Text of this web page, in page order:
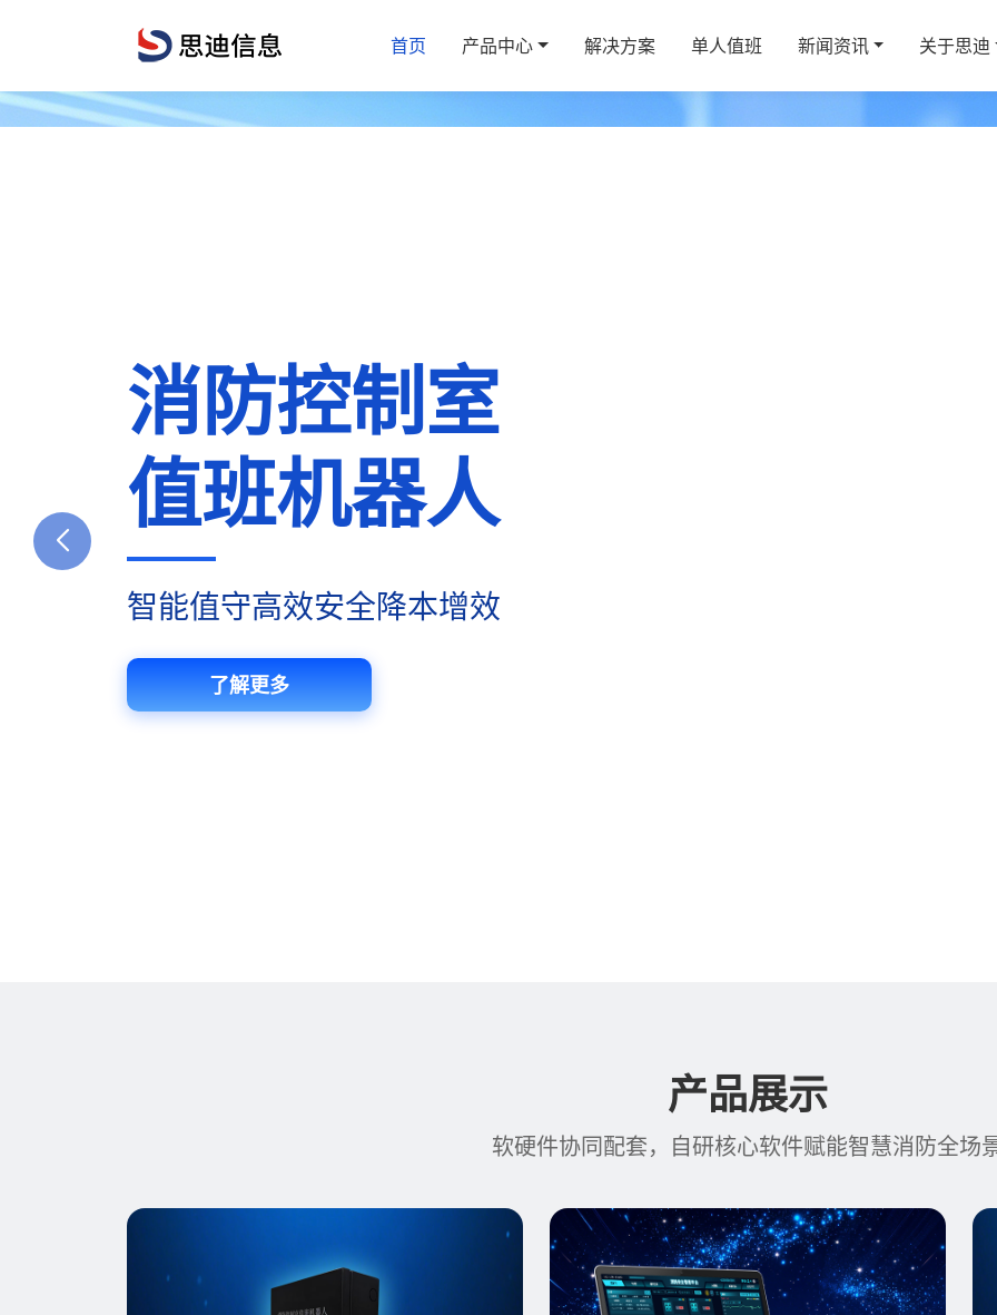
首页 产品中心 解决方案 单人值班 新闻资讯 关于思迪
E管服消防
安全管理平台
一站式消防管理服务平台
了解更多
远程值守平台
接警中心
单人值班·远程管控·智能告警·远程值守
了解更多
消防控制室
值班机器人
智能值守高效安全降本增效
了解更多
产品展示
软硬件协同配套，自研核心软件赋能智慧消防全场